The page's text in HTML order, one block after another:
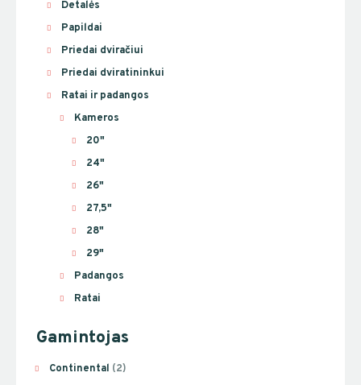
Detalės
Papildai
Priedai dviračiui
Priedai dviratininkui
Ratai ir padangos
Kameros
20"
24"
26"
27,5"
28"
29"
Padangos
Ratai
Gamintojas
Continental (2)